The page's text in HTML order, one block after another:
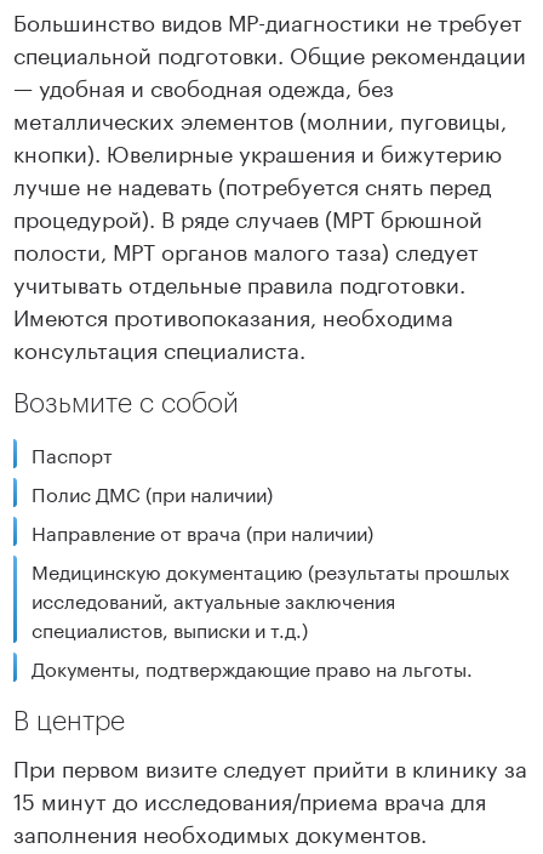
Большинство видов МР-диагностики не требует
специальной подготовки. Общие рекомендации
— удобная и свободная одежда, без
металлических элементов (молнии, пуговицы,
кнопки). Ювелирные украшения и бижутерию
лучше не надевать (потребуется снять перед
процедурой). В ряде случаев (МРТ брюшной
полости, МРТ органов малого таза) следует
учитывать отдельные правила подготовки.
Имеются противопоказания, необходима
консультация специалиста.
Возьмите с собой
Паспорт
Полис ДМС (при наличии)
Направление от врача (при наличии)
Медицинскую документацию (результаты прошлых
исследований, актуальные заключения
специалистов, выписки и т.д.)
Документы, подтверждающие право на льготы.
В центре
При первом визите следует прийти в клинику за
15 минут до исследования/приема врача для
заполнения необходимых документов.